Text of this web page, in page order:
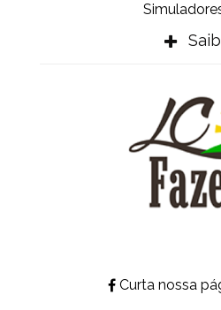
Curta nossa